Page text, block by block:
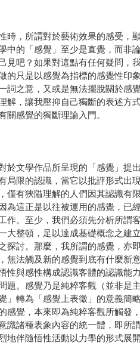
，所謂對於藝術效果的感受，顯
中的「感覺」至少是直覺，而非
見吧？如果對這點有任何疑問，
的只是以感覺為指標的感覺性印
詞之意，又或是無法擺脫關於感
解，讓我壓抑自己獨斷的表述方
關感覺的獨斷理論入門。
文學作品所呈現的「感覺」提出
局限的認識，當它以批評形式出
僅有狹隘理解的人們因其認識有
為這正是以往被運用的感覺，已
作。至少，我們必須先分析所謂
大整頓，足以達成基礎概念之建
探討。那麼，我所謂的感覺，
無法觸及新的感覺到底有什麼新
性與感性構成認識客體的認識能
題。感覺乃是純粹客觀（並非是
」轉為「感覺上表徵」的意義簡
感覺，本來即為純粹客觀所觸
識諸種表象內容的統一體，即所
地伴隨悟性活動以力學的形式展